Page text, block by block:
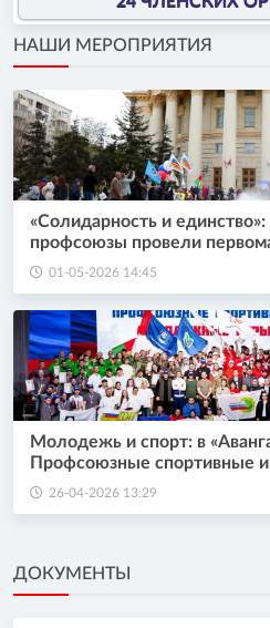
НАШИ МЕРОПРИЯТИЯ
«Солидарность и
профсоюзы провели
01-05-2026 14:45
Молодежь и спорт: в
Профсоюзные спортивные
26-04-2026 13:29
ДОКУМЕНТЫ